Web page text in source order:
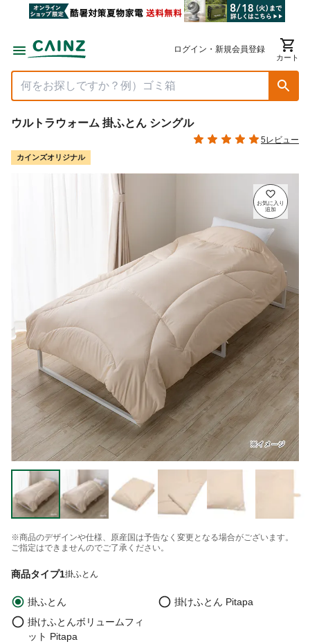
ログイン・新規会員登録
カート
ウルトラウォーム 掛ふとん シングル
5レビュー
カインズオリジナル
※商品のデザインや仕様、原産国は予告なく変更となる場合がございます。
ご指定はできませんのでご了承ください。
商品タイプ1掛ふとん
掛ふとん
掛けふとん Pitapa
掛けふとんボリュームフィ
ット Pitapa